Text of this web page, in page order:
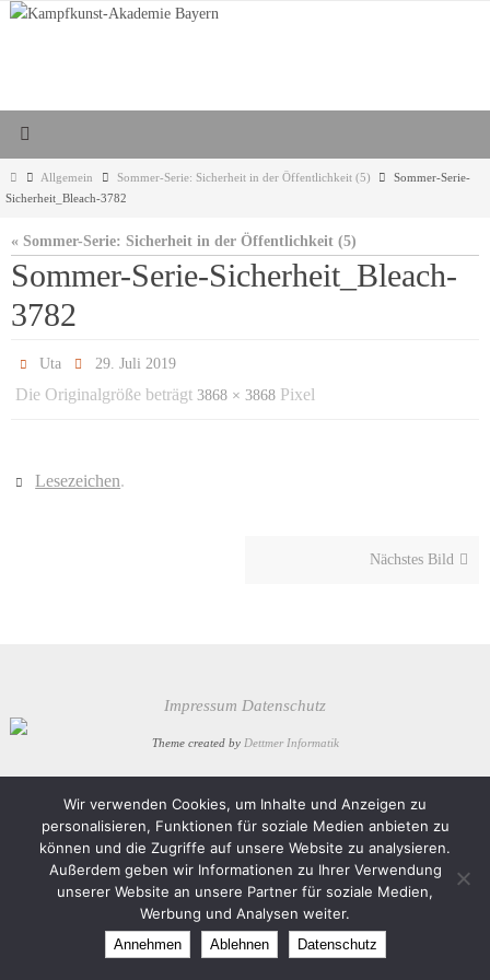
Zum
StartAllgemein Sommer-Serie: Sicherheit in der Öffentlichkeit (5)
Sommer-Serie-
Sicherheit_Bleach-3782
« Sommer-Serie: Sicherheit in der Öffentlichkeit (5)
Sommer-Serie-Sicherheit_Bleach-
3782
Uta 29. Juli 2019
Die Originalgröße beträgt 3868 × 3868 Pixel
Lesezeichen.
Nächstes Bild
Impressum Datenschutz
Theme created by Dettmer Informatik
Wir verwenden Cookies, um Inhalte und Anzeigen zu
personalisieren, Funktionen für soziale Medien anbieten zu
können und die Zugriffe auf unsere Website zu analysieren.
Außerdem geben wir Informationen zu Ihrer Verwendung
unserer Website an unsere Partner für soziale Medien,
Werbung und Analysen weiter.
Annehmen Ablehnen Datenschutz